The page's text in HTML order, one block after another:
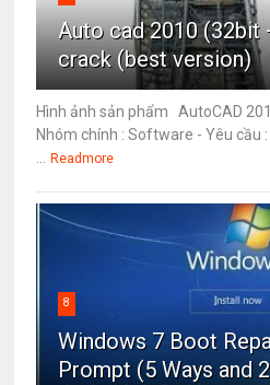
Auto cad 2010 (32bit
crack (best version)
Hình ảnh sản phẩm AutoCAD
Nhóm chính : Software - Yêu cầu :
... Readmore
8
Windows 7 Boot
Prompt (5 Ways and